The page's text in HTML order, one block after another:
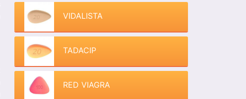
VIDALISTA
TADACIP
RED VIAGRA